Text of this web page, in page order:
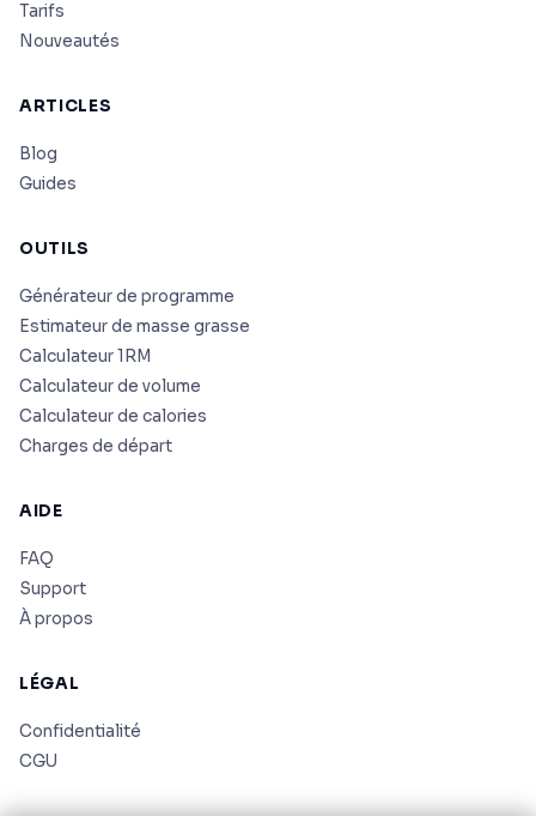
Tarifs
Nouveautés
ARTICLES
Blog
Guides
OUTILS
Générateur de programme
Estimateur de masse grasse
Calculateur 1RM
Calculateur de volume
Calculateur de calories
Charges de départ
AIDE
FAQ
Support
À propos
LÉGAL
Confidentialité
CGU